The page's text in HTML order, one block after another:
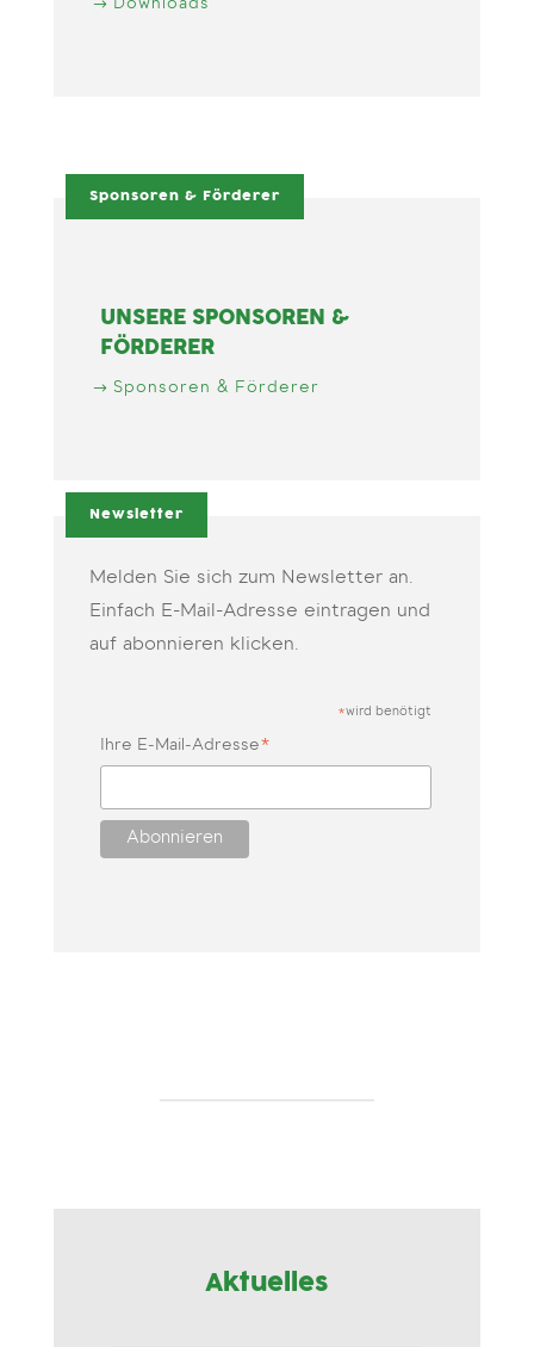
Downloads
Sponsoren & Förderer
UNSERE SPONSOREN &
FÖRDERER
Sponsoren & Förderer
Newsletter
Melden Sie sich zum Newsletter an.
Einfach E-Mail-Adresse eintragen und
auf abonnieren klicken.
*wird benötigt
Ihre E-Mail-Adresse*
Aktuelles